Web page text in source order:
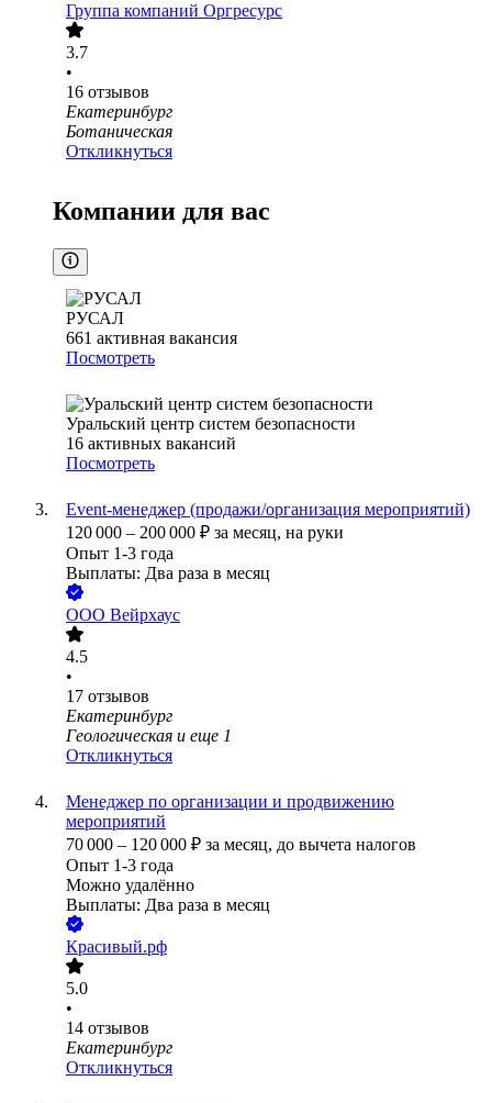
Группа компаний Оргресурс
3.7
•
16 отзывов
Екатеринбург
Ботаническая
Откликнуться
Компании для вас
РУСАЛ
661 активная вакансия
Посмотреть
Уральский центр систем безопасности
16 активных вакансий
Посмотреть
Event-менеджер (продажи/организация мероприятий)
120 000 – 200 000 ₽ за месяц, на руки
Опыт 1-3 года
Выплаты: Два раза в месяц
ООО Вейрхаус
4.5
•
17 отзывов
Екатеринбург
Геологическая и еще 1
Откликнуться
Менеджер по организации и продвижению
мероприятий
70 000 – 120 000 ₽ за месяц, до вычета налогов
Опыт 1-3 года
Можно удалённо
Выплаты: Два раза в месяц
Красивый.рф
5.0
•
14 отзывов
Екатеринбург
Откликнуться